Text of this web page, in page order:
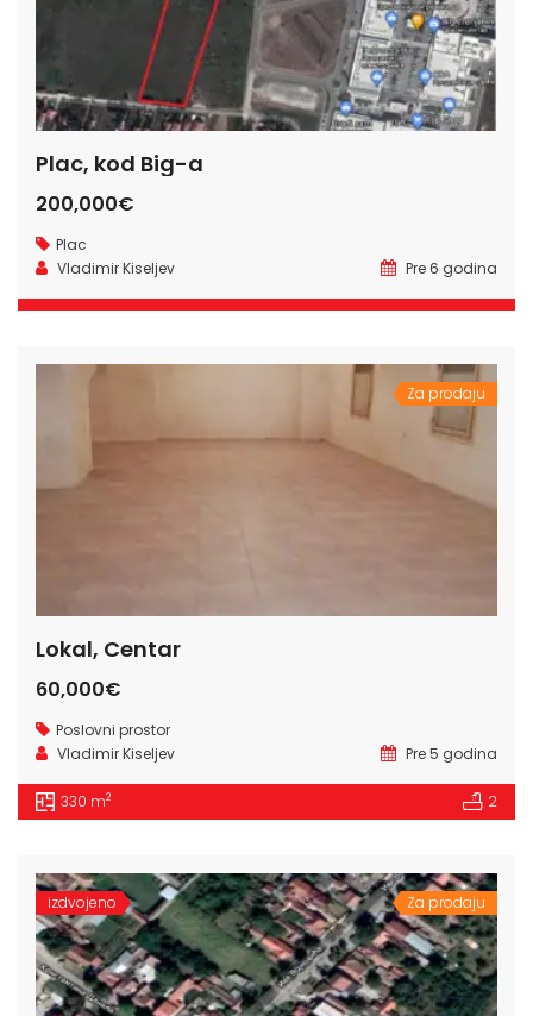
Plac, kod Big-a
200,000€
Plac
Vladimir Kiseljev
Pre 6 godina
Za prodaju
Lokal, Centar
60,000€
Poslovni prostor
Vladimir Kiseljev
Pre 5 godina
330 m2 2
izdvojeno Za prodaju